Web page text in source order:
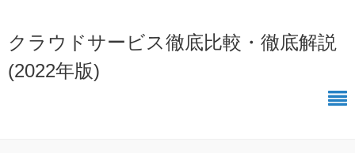
クラウドサービス徹底比較・徹底解説
(2022年版)